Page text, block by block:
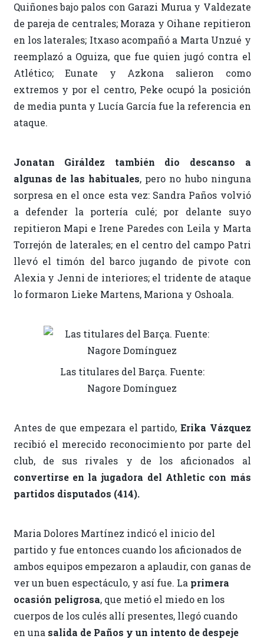
Quiñones bajo palos con Garazi Murua y Valdezate
de pareja de centrales; Moraza y Oihane repitieron
en los laterales; Itxaso acompañó a Marta Unzué y
reemplazó a Oguiza, que fue quien jugó contra el
Atlético; Eunate y Azkona salieron como
extremos y por el centro, Peke ocupó la posición
de media punta y Lucía García fue la referencia en
ataque.
Jonatan Giráldez también dio descanso a
algunas de las habituales, pero no hubo ninguna
sorpresa en el once esta vez: Sandra Paños volvió
a defender la portería culé; por delante suyo
repitieron Mapi e Irene Paredes con Leila y Marta
Torrejón de laterales; en el centro del campo Patri
llevó el timón del barco jugando de pivote con
Alexia y Jenni de interiores; el tridente de ataque
lo formaron Lieke Martens, Mariona y Oshoala.
Las titulares del Barça. Fuente:
Nagore Domínguez
Antes de que empezara el partido, Erika Vázquez
recibió el merecido reconocimiento por parte del
club, de sus rivales y de los aficionados al
convertirse en la jugadora del Athletic con más
partidos disputados (414).
Maria Dolores Martínez indicó el inicio del
partido y fue entonces cuando los aficionados de
ambos equipos empezaron a aplaudir, con ganas de
ver un buen espectáculo, y así fue. La primera
ocasión peligrosa, que metió el miedo en los
cuerpos de los culés allí presentes, llegó cuando
en una salida de Paños y un intento de despeje